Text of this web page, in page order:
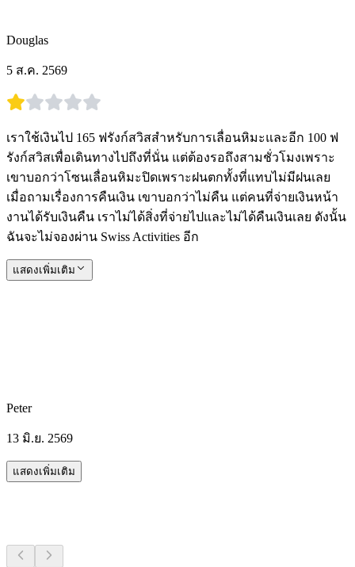
Douglas
5 ส.ค. 2569
เราใช้เงินไป 165 ฟรังก์สวิสสำหรับการเลื่อนหิมะและอีก 100 ฟ
รังก์สวิสเพื่อเดินทางไปถึงที่นั่น แต่ต้องรอถึงสามชั่วโมงเพราะ
เขาบอกว่าโซนเลื่อนหิมะปิดเพราะฝนตกทั้งที่แทบไม่มีฝนเลย
เมื่อถามเรื่องการคืนเงิน เขาบอกว่าไม่คืน แต่คนที่จ่ายเงินหน้า
งานได้รับเงินคืน เราไม่ได้สิ่งที่จ่ายไปและไม่ได้คืนเงินเลย ดังนั้น
ฉันจะไม่จองผ่าน Swiss Activities อีก
แสดงเพิ่มเติม
Peter
13 มิ.ย. 2569
แสดงเพิ่มเติม